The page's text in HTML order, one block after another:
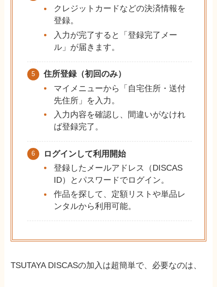
クレジットカードなどの決済情報を
登録。
入力が完了すると「登録完了メー
ル」が届きます。
住所登録（初回のみ）
マイメニューから「自宅住所・送付
先住所」を入力。
入力内容を確認し、間違いがなけれ
ば登録完了。
ログインして利用開始
登録したメールアドレス（DISCAS
ID）とパスワードでログイン。
作品を探して、定額リストや単品レ
ンタルから利用可能。
TSUTAYA DISCASの加入は超簡単で、必要なのは、